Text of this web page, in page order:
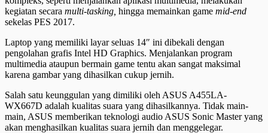
kegiatan secara multi-tasking, hingga memainkan game mid-end
sekelas PES 2017.
Laptop yang memiliki layar seluas 14″ ini dibekali dengan
pengolahan grafis Intel HD Graphics. Menjalankan program
multimedia ataupun bermain game tentu akan sangat maksimal
karena gambar yang dihasilkan cukup jernih.
Salah satu keunggulan yang dimiliki oleh ASUS A455LA-
WX667D adalah kualitas suara yang dihasilkannya. Tidak main-
main, ASUS memberikan teknologi audio ASUS Sonic Master yang
akan menghasilkan kualitas suara jernih dan menggelegar.